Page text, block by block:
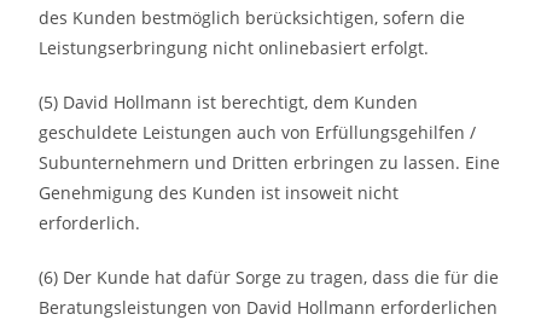
des Kunden bestmöglich berücksichtigen, sofern die
Leistungserbringung nicht onlinebasiert erfolgt.
(5) David Hollmann ist berechtigt, dem Kunden
geschuldete Leistungen auch von Erfüllungsgehilfen /
Subunternehmern und Dritten erbringen zu lassen. Eine
Genehmigung des Kunden ist insoweit nicht
erforderlich.
(6) Der Kunde hat dafür Sorge zu tragen, dass die für die
Beratungsleistungen von David Hollmann erforderlichen